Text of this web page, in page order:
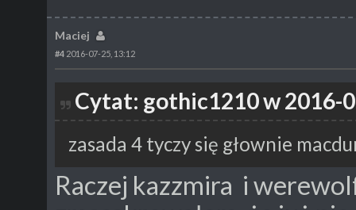
Maciej
#4 2016-07-25, 13:12
Cytat: gothic1210 w 2016-
zasada 4 tyczy się głownie
Raczej kazzmira i